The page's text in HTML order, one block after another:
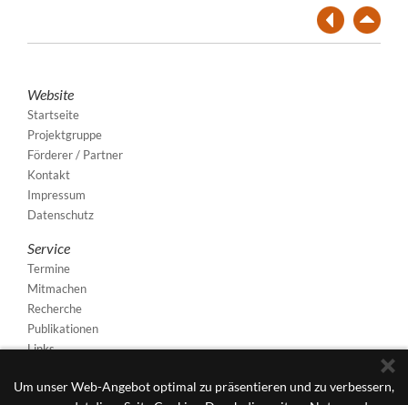
Um unser Web-Angebot optimal zu präsentieren und zu verbessern,
Website
Startseite
Projektgruppe
Förderer / Partner
Kontakt
Impressum
Datenschutz
Service
Termine
Mitmachen
Recherche
Publikationen
Links